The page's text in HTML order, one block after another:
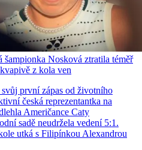
Nosková ztratila téměř
z kola ven
první zápas od životního
česká reprezentantka na
Američance Caty
sadě neudržela vedení 5:1.
utká s Filipínkou Alexandrou